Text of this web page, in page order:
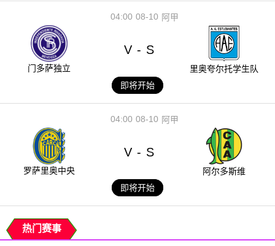
08-10
04:00 阿甲
门多萨独立
V - S
里奥夸尔托学生队
即将开始
08-10
04:00 阿甲
罗萨里奥中央
V - S
阿尔多斯维
即将开始
热门赛事